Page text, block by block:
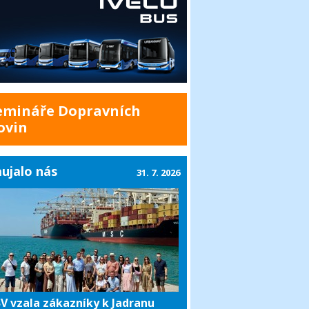
Dopravních
nás
vzala zákazníky k Jadranu
31. 7. 2026